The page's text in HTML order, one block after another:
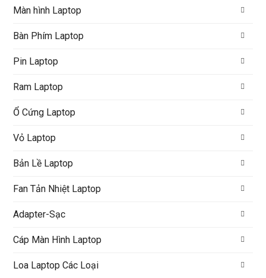
Màn hình Laptop
Bàn Phím Laptop
Pin Laptop
Ram Laptop
Ổ Cứng Laptop
Vỏ Laptop
Bản Lề Laptop
Fan Tản Nhiệt Laptop
Adapter-Sạc
Cáp Màn Hình Laptop
Loa Laptop Các Loại